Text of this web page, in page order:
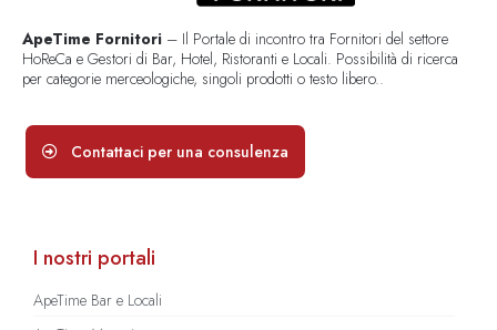
ApeTime Fornitori – Il Portale di incontro tra Fornitori del settore
HoReCa e Gestori di Bar, Hotel, Ristoranti e Locali. Possibilità di ricerca
per categorie merceologiche, singoli prodotti o testo libero..
Contattaci per una consulenza
I nostri portali
ApeTime Bar e Locali